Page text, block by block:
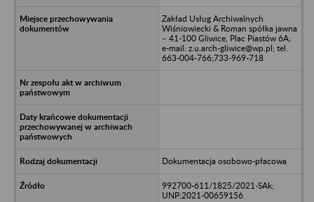
Zakład Usług Archiwalnych
Wiśniowiecki & Roman spółka jawna
– 41-100 Gliwice, Plac Piastów 6A;
e-mail: z.u.arch-gliwice@wp.pl; tel.
663-004-766;733-969-718
Dokumentacja osobowo-płacowa
992700-611/1825/2021-SAk;
UNP:2021-00659156